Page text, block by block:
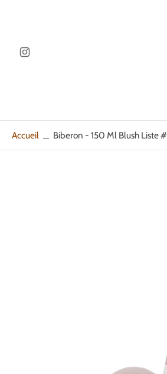
Accueil Biberon - 150 Ml Blush Liste